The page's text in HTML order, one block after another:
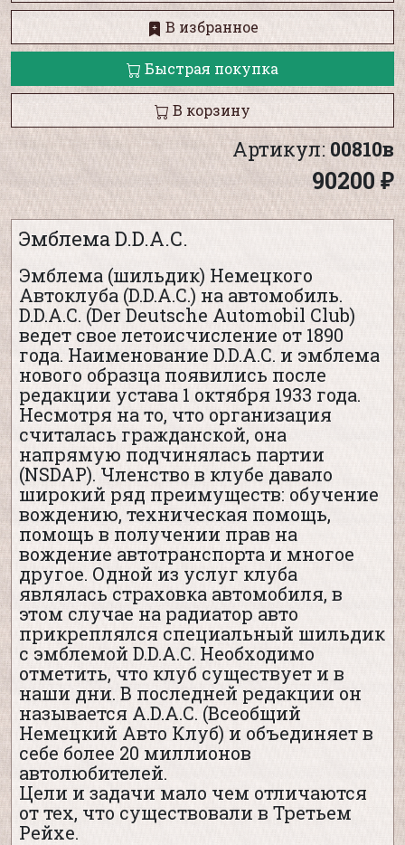
В избранное
Быстрая покупка
В корзину
Артикул:00810в
90200 ₽
Эмблема D.D.A.C.
Эмблема (шильдик) Немецкого
Автоклуба (D.D.A.C.) на автомобиль.
D.D.A.C. (Der Deutsche Automobil Club)
ведет свое летоисчисление от 1890
года. Наименование D.D.A.C. и эмблема
нового образца появились после
редакции устава 1 октября 1933 года.
Несмотря на то, что организация
считалась гражданской, она
напрямую подчинялась партии
(NSDAP). Членство в клубе давало
широкий ряд преимуществ: обучение
вождению, техническая помощь,
помощь в получении прав на
вождение автотранспорта и многое
другое. Одной из услуг клуба
являлась страховка автомобиля, в
этом случае на радиатор авто
прикреплялся специальный шильдик
с эмблемой D.D.A.C. Необходимо
отметить, что клуб существует и в
наши дни. В последней редакции он
называется A.D.A.C. (Всеобщий
Немецкий Авто Клуб) и объединяет в
себе более 20 миллионов
автолюбителей.
Цели и задачи мало чем отличаются
от тех, что существовали в Третьем
Рейхе.